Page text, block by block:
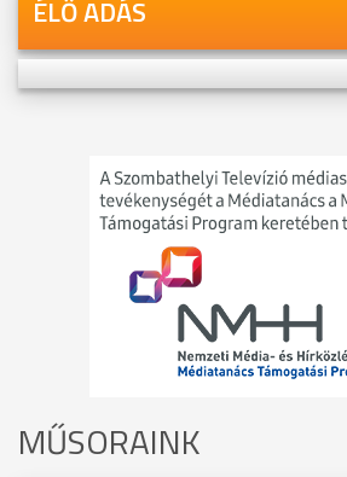
ÉLŐ ADÁS
MŰSORAINK